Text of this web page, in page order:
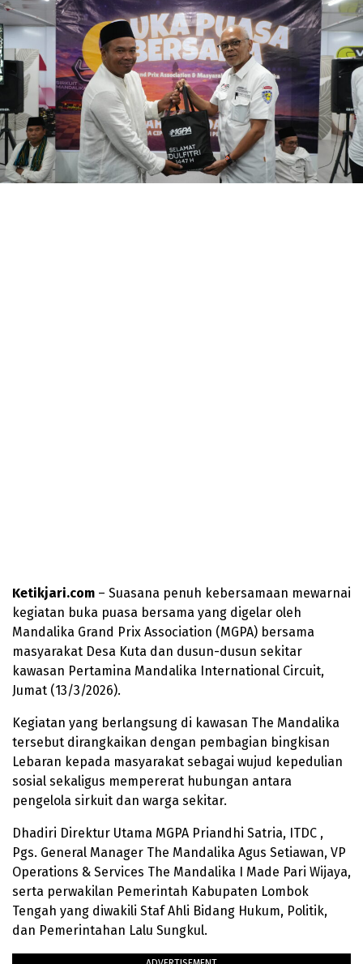
Ketikjari.com – Suasana penuh kebersamaan mewarnai
kegiatan buka puasa bersama yang digelar oleh
Mandalika Grand Prix Association (MGPA) bersama
masyarakat Desa Kuta dan dusun-dusun sekitar
kawasan Pertamina Mandalika International Circuit,
Jumat (13/3/2026).
Kegiatan yang berlangsung di kawasan The Mandalika
tersebut dirangkaikan dengan pembagian bingkisan
Lebaran kepada masyarakat sebagai wujud kepedulian
sosial sekaligus mempererat hubungan antara
pengelola sirkuit dan warga sekitar.
Dhadiri Direktur Utama MGPA Priandhi Satria, ITDC ,
Pgs. General Manager The Mandalika Agus Setiawan, VP
Operations & Services The Mandalika I Made Pari Wijaya,
serta perwakilan Pemerintah Kabupaten Lombok
Tengah yang diwakili Staf Ahli Bidang Hukum, Politik,
dan Pemerintahan Lalu Sungkul.